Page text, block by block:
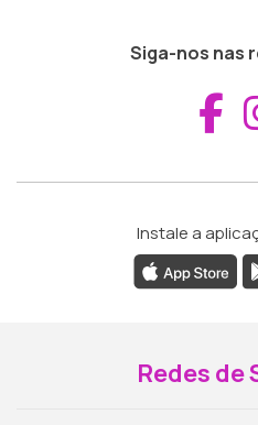
Siga-nos nas
Instale a
Redes de